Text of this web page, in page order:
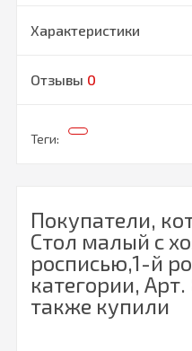
Характеристики
Отзывы 0
Теги:
Покупатели,
Стол малый с
росписью,1-й
категории,
также купили